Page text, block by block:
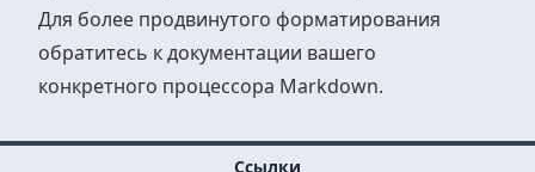
Для более продвинутого форматирования
обратитесь к документации вашего
конкретного процессора Markdown.
Ссылки